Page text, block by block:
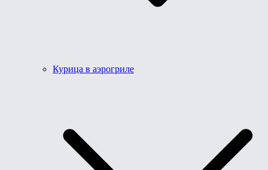
Курица в аэрогриле